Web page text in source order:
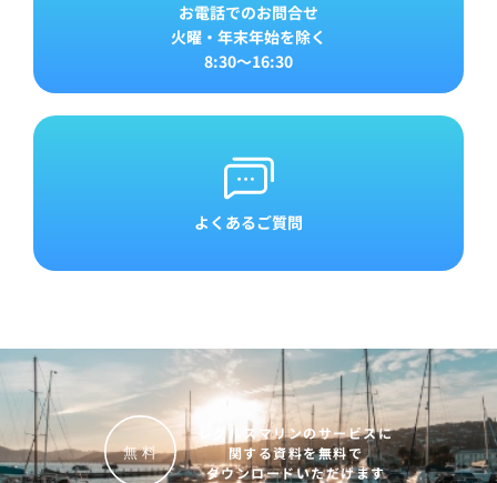
お電話でのお問合せ
火曜・年末年始を除く
8:30～16:30
よくあるご質問
無 料
レグルスマリンのサービスに
関する資料を無料で
ダウンロードいただけます